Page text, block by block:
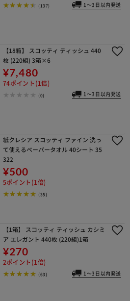
(137) 1～3日以内発送
【18箱】 スコッティ ティッシュ 440
枚 (220組) 3箱×6
¥7,480
74ポイント(1倍)
(0) 1～3日以内発送
紙クレシア スコッティ ファイン 洗っ
て使えるペーパータオル 40シート 35
322
¥500
5ポイント(1倍)
(35)
【1箱】 スコッティ ティッシュ カシミ
ア エレガント 440枚 (220組)1箱
¥270
2ポイント(1倍)
(63) 1～3日以内発送